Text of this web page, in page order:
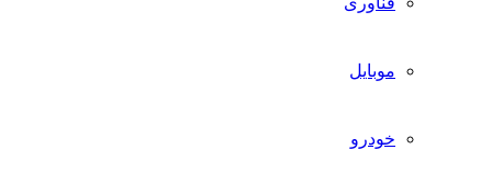
موبایل
خودرو